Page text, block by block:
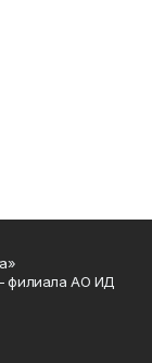
филиала АО ИД